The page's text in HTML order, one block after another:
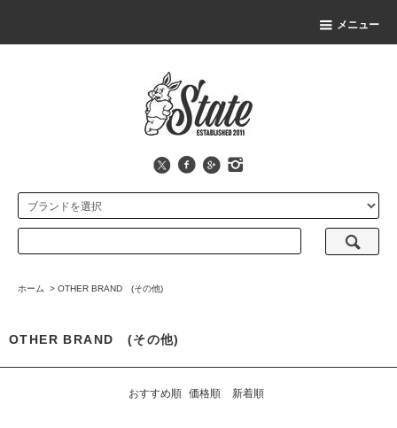
メニュー
ホーム > OTHER BRAND (その他)
OTHER BRAND (その他)
おすすめ順 価格順 新着順